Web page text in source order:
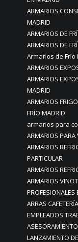
ARMARIOS
MADRID
ARMARIOS DE
ARMARIOS DE
Armarios de
ARMARIOS
ARMARIOS
MADRID
ARMARIOS
FRÍO MADRID
armarios para
ARMARIOS PARA
ARMARIOS
PARTICULAR
ARMARIOS
ARMARIOS
PROFESIONALES
ARRAS
EMPLEADOS
LANZAMIENTO